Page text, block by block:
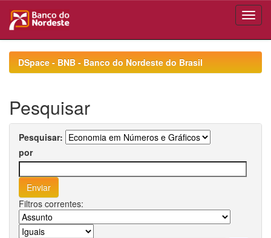
navigationDSpace - BNB - Banco do Nordeste do Brasil
Pesquisar
Pesquisar:
por
Filtros correntes: